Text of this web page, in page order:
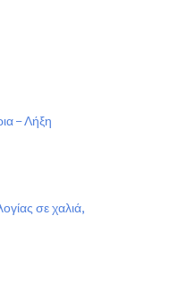
– Λήξη
σε χαλιά,